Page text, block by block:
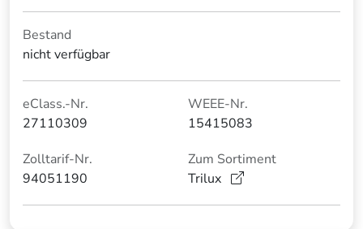
Bestand
nicht verfügbar
eClass.-Nr.
27110309
WEEE-Nr.
15415083
Zolltarif-Nr.
94051190
Zum Sortiment
Trilux